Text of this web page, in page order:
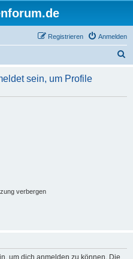
Anmelden
Registrieren
h
sein, um Profile
verbergen
um dich anmelden zu können. Die